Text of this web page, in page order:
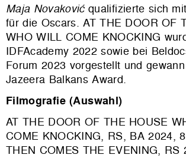
Maja Novakovićqualifizierte sich
für die Oscars. AT THE DOOR OF
WHO WILL COME KNOCKING
IDFAcademy 2022 sowie bei
Forum 2023 vorgestellt und
Jazeera Balkans Award.
Filmografie (Auswahl)
AT THE DOOR OF THE HOUSE
COME KNOCKING, RS, BA 2024,
THEN COMES THE EVENING, RS